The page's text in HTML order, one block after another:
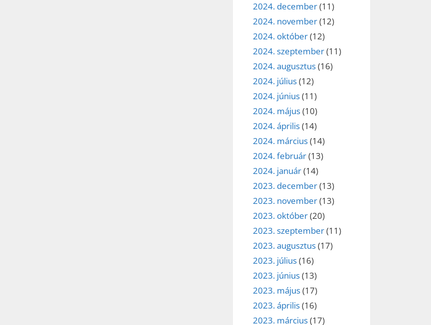
2024. december(11)
2024. november(12)
2024. október(12)
2024. szeptember(11)
2024. augusztus(16)
2024. július(12)
2024. június(11)
2024. május(10)
2024. április(14)
2024. március(14)
2024. február(13)
2024. január(14)
2023. december(13)
2023. november(13)
2023. október(20)
2023. szeptember(11)
2023. augusztus(17)
2023. július(16)
2023. június(13)
2023. május(17)
2023. április(16)
2023. március(17)